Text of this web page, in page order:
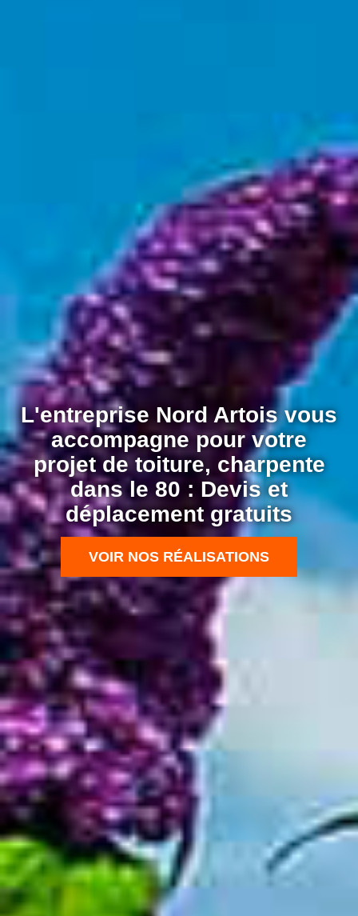
L'entreprise Nord Artois vous
accompagne pour votre
projet de toiture, charpente
dans le 80 : Devis et
déplacement gratuits
VOIR NOS RÉALISATIONS